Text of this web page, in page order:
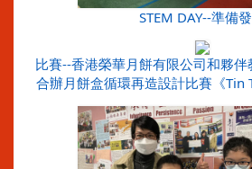
STEM DAY--準備
比賽--香港榮華月餅有限公司和夥
合辦月餅盒循環再造設計比賽《Tin